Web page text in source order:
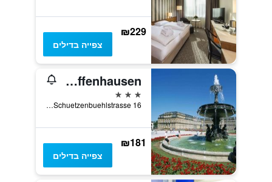
₪229
צפייה בדילים
Mercure Hotel Stuttgart Zuffenhausen
3 כוכבים
Schuetzenbuehlstrasse 16, שטוטגרט, באדן-ווירטמברג, גרמניה
₪181
צפייה בדילים